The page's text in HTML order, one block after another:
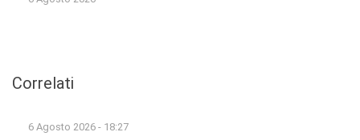
Correlati
6 Agosto 2026 - 18:27